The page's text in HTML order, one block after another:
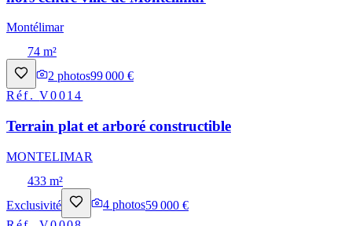
Montélimar
74 m²
2 photos99 000 €
Réf.V0014
Terrain plat et arboré constructible
MONTELIMAR
433 m²
Exclusivité
4 photos59 000 €